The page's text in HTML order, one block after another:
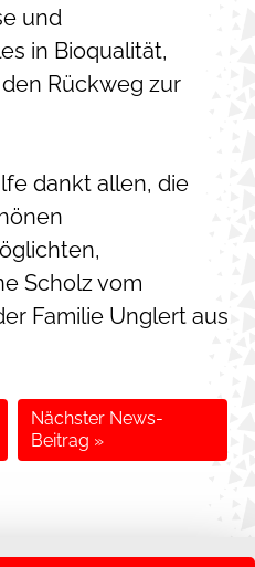
und
in Bioqualität,
Rückweg zur
dankt allen, die
Scholz vom
Familie Unglert aus
Nächster News-
Beitrag »